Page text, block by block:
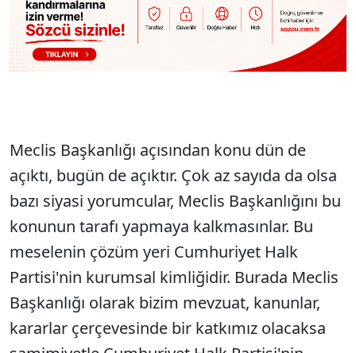
Meclis Başkanlığı açısından konu dün de
açıktı, bugün de açıktır. Çok az sayıda da olsa
bazı siyasi yorumcular, Meclis Başkanlığını bu
konunun tarafı yapmaya kalkmasınlar. Bu
meselenin çözüm yeri Cumhuriyet Halk
Partisi'nin kurumsal kimliğidir. Burada Meclis
Başkanlığı olarak bizim mevzuat, kanunlar,
kararlar çerçevesinde bir katkımız olacaksa